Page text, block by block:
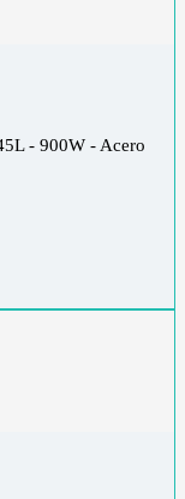
- 900W - Acero